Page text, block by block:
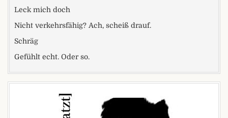
Leck mich doch
Nicht verkehrsfähig? Ach, scheiß drauf.
Schräg
Gefühlt echt. Oder so.